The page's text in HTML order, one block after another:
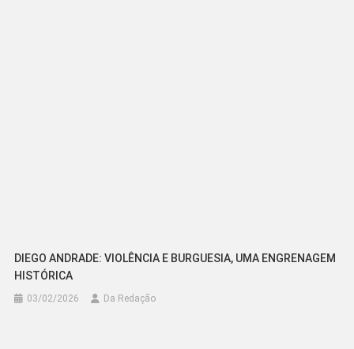
DIEGO ANDRADE: VIOLÊNCIA E BURGUESIA, UMA ENGRENAGEM
HISTÓRICA
03/02/2026 Da Redação